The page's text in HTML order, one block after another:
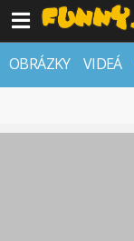
OBRÁZKY VIDEÁ